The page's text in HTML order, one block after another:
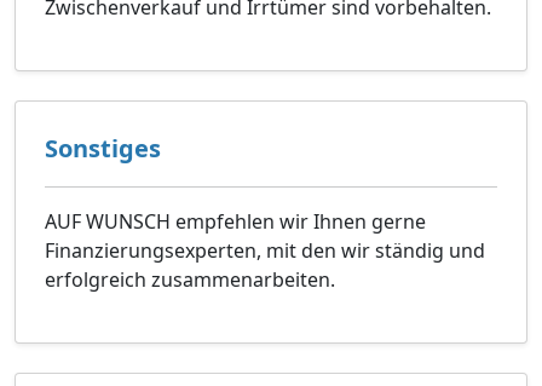
Zwischenverkauf und Irrtümer sind vorbehalten.
Sonstiges
AUF WUNSCH empfehlen wir Ihnen gerne
Finanzierungsexperten, mit den wir ständig und
erfolgreich zusammenarbeiten.